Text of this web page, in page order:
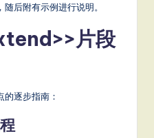
后附有示例进行说明。
片段
逐步指南：